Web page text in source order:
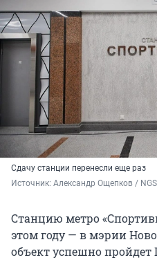
Сдачу станции перенесли еще раз
Источник: Александр Ощепков /
Станцию метро
этом году — в мэрии
объект успешно пройдет